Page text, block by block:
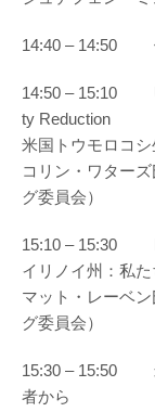
14:40 – 14:50
14:50 – 15:10
ty Reduction
米国トウモロコ
コリン・ワター
グ委員会）
15:10 – 15:30
イリノイ州：私
マット・レーベ
グ委員会）
15:30 – 15:50
者から